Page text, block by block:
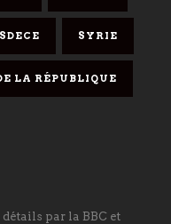
SDECE SYRIE
LA RÉPUBLIQUE
par la BBC et